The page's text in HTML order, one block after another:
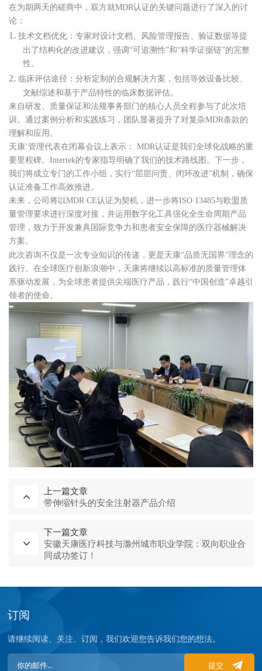
在为期两天的磋商中，双方就MDR认证的关键问题进行了深入的讨
论：
1. 技术文档优化：专家对设计文档、风险管理报告、验证数据等提
出了结构化的改进建议，强调“可追溯性”和“科学证据链”的完整
性。
2. 临床评估途径：分析定制的合规解决方案，包括等效设备比较、
文献综述和基于产品特性的临床数据评估。
来自研发、质量保证和法规事务部门的核心人员全程参与了此次培
训。通过案例分析和实践练习，团队显著提升了对复杂MDR条款的
理解和应用。
天康’管理代表在闭幕会议上表示： MDR认证是我们全球化战略的重
要里程碑。Intertek的专家指导明确了我们的技术路线图。下一步，
我们将成立专门的工作小组，实行“层层问责、闭环改进”机制，确保
认证准备工作高效推进。
未来，公司将以MDR CE认证为契机，进一步将ISO 13485与欧盟质
量管理要求进行深度对接，并运用数字化工具强化全生命周期产品
管理，致力于开发兼具国际竞争力和患者安全保障的医疗器械解决
方案。
此次咨询不仅是一次专业知识的传递，更是天康“品质无国界”理念的
践行。在全球医疗创新浪潮中，天康将继续以高标准的质量管理体
系驱动发展，为全球患者提供尖端医疗产品，践行“中国创造”卓越引
领者的使命。
上一篇文章
带伸缩针头的安全注射器产品介绍
下一篇文章
安徽天康医疗科技与滁州城市职业学院：双向职业合
同成功签订！
订阅
请继续阅读、关注、订阅，我们欢迎您告诉我们您的想法。
提交